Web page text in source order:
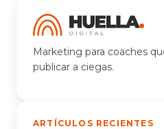
Marketing para coaches
publicar a ciegas.
ARTÍCULOS RECIENTES